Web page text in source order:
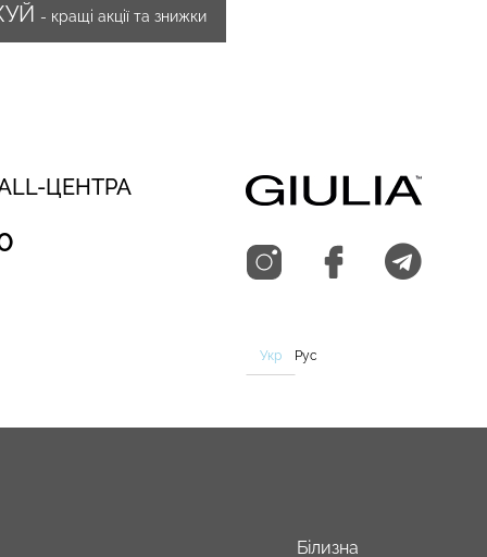
- кращі акції та знижки
ЦЕНТРА
Укр Рус
Білизна